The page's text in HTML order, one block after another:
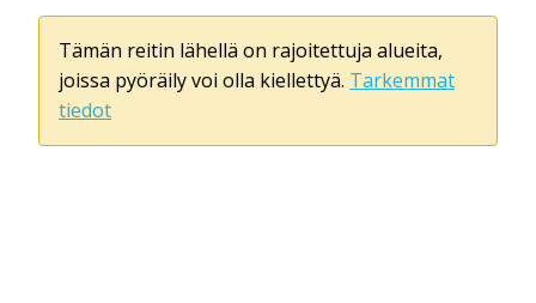
Tämän reitin lähellä on rajoitettuja alueita,
joissa pyöräily voi olla kiellettyä. Tarkemmat
tiedot